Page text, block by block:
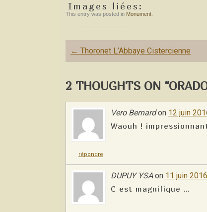
Images liées:
This entry was posted in Monument
Post
navigation
← Thoronet L’Abbaye Cistercienne
2 THOUGHTS ON
Vero Bernardon 12 juin
Waouh !
répondre
DUPUY YSAon 11 juin 2016
C est magnifique …